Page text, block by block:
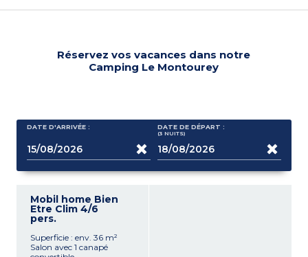
Réservez vos vacances dans notre
Camping Le Montourey
DATE D'ARRIVÉE : DATE DE DÉPART :
(3 NUITS)
Mobil home Bien
Etre Clim 4/6
pers.
Superficie : env. 36 m²
Salon avec 1 canapé